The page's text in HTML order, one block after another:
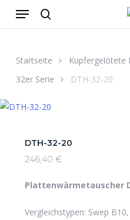
Menu
Startseite
Kupfergelötete
32er Serie
DTH-32-20
DTH-32-20
246,40 €
Plattenwärmetauscher
Vergleichstypen: Swep